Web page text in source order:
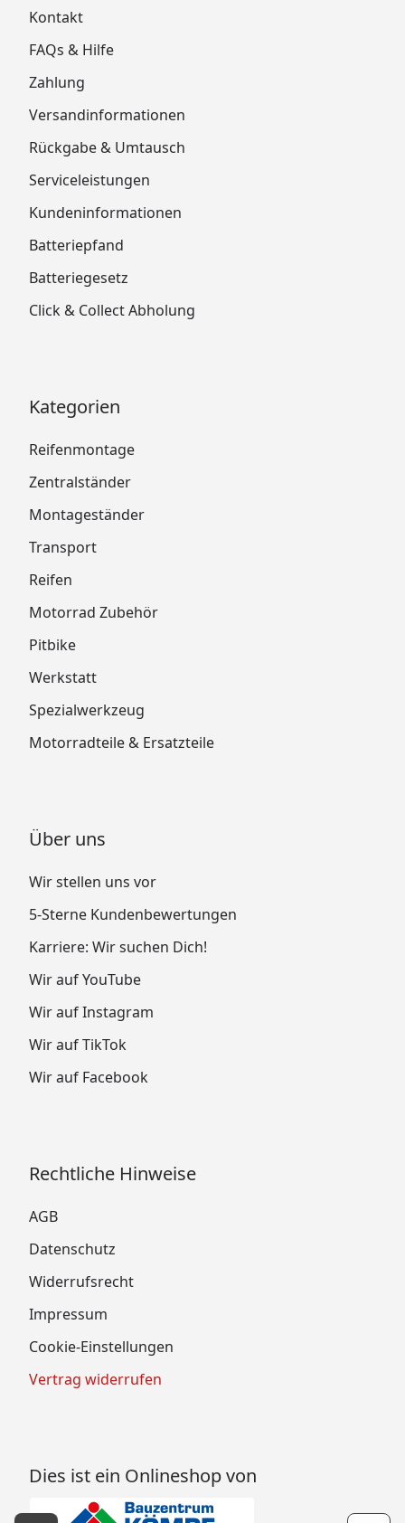
Kontakt
FAQs & Hilfe
Zahlung
Versandinformationen
Rückgabe & Umtausch
Serviceleistungen
Kundeninformationen
Batteriepfand
Batteriegesetz
Click & Collect Abholung
Kategorien
Reifenmontage
Zentralständer
Montageständer
Transport
Reifen
Motorrad Zubehör
Pitbike
Werkstatt
Spezialwerkzeug
Motorradteile & Ersatzteile
Über uns
Wir stellen uns vor
5-Sterne Kundenbewertungen
Karriere: Wir suchen Dich!
Wir auf YouTube
Wir auf Instagram
Wir auf TikTok
Wir auf Facebook
Rechtliche Hinweise
AGB
Datenschutz
Widerrufsrecht
Impressum
Cookie-Einstellungen
Vertrag widerrufen
Dies ist ein Onlineshop von